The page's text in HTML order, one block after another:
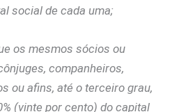
social de cada uma;
os mesmos sócios ou
companheiros,
ou afins, até o terceiro grau,
(vinte por cento) do capital